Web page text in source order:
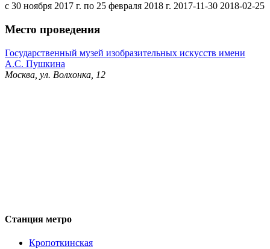
с 30 ноября 2017 г. по 25 февраля 2018 г. 2017-11-30 2018-02-25
Место проведения
Государственный музей изобразительных искусств имени
А.С. Пушкина
Москва, ул. Волхонка, 12
Станция метро
Кропоткинская